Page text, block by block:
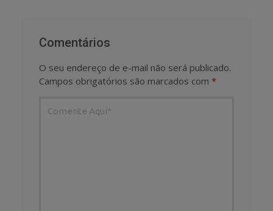
Comentários
O seu endereço de e-mail não será publicado.
Campos obrigatórios são marcados com *